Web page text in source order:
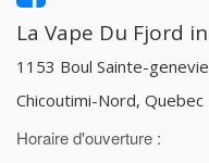
La Vape Du Fjord
1153 Boul Sainte-
Chicoutimi-Nord, Quebec
Horaire d'ouverture :